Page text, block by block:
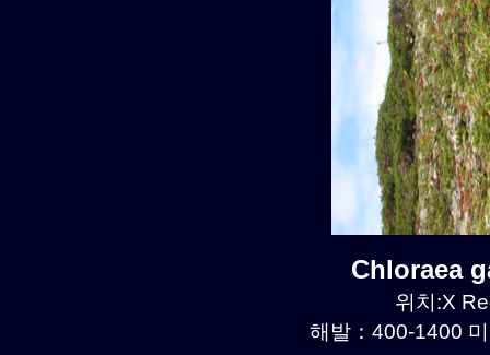
Chloraea
위치:X
해발：400-1400